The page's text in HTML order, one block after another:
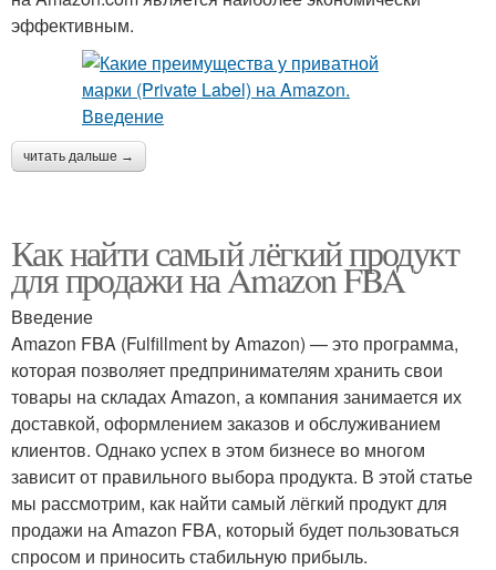
эффективным.
читать дальше →
Как найти самый лёгкий продукт
для продажи на Amazon FBA
Введение
Amazon FBA (Fulfillment by Amazon) — это программа,
которая позволяет предпринимателям хранить свои
товары на складах Amazon, а компания занимается их
доставкой, оформлением заказов и обслуживанием
клиентов. Однако успех в этом бизнесе во многом
зависит от правильного выбора продукта. В этой статье
мы рассмотрим, как найти самый лёгкий продукт для
продажи на Amazon FBA, который будет пользоваться
спросом и приносить стабильную прибыль.